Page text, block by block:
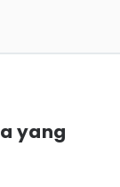
yang